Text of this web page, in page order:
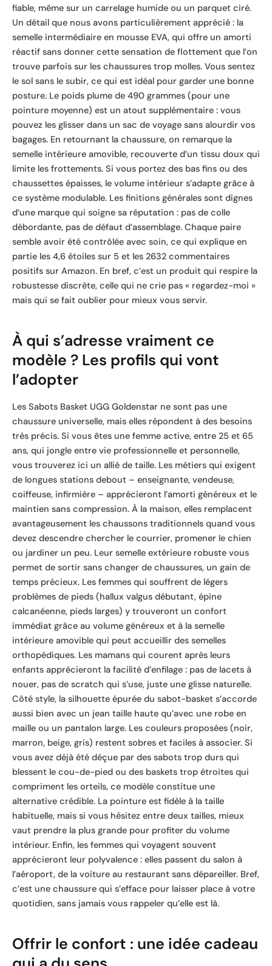
fiable, même sur un carrelage humide ou un parquet ciré.
Un détail que nous avons particulièrement apprécié : la
semelle intermédiaire en mousse EVA, qui offre un amorti
réactif sans donner cette sensation de flottement que l’on
trouve parfois sur les chaussures trop molles. Vous sentez
le sol sans le subir, ce qui est idéal pour garder une bonne
posture. Le poids plume de 490 grammes (pour une
pointure moyenne) est un atout supplémentaire : vous
pouvez les glisser dans un sac de voyage sans alourdir vos
bagages. En retournant la chaussure, on remarque la
semelle intérieure amovible, recouverte d’un tissu doux qui
limite les frottements. Si vous portez des bas fins ou des
chaussettes épaisses, le volume intérieur s’adapte grâce à
ce système modulable. Les finitions générales sont dignes
d’une marque qui soigne sa réputation : pas de colle
débordante, pas de défaut d’assemblage. Chaque paire
semble avoir été contrôlée avec soin, ce qui explique en
partie les 4,6 étoiles sur 5 et les 2632 commentaires
positifs sur Amazon. En bref, c’est un produit qui respire la
robustesse discrète, celle qui ne crie pas « regardez-moi »
mais qui se fait oublier pour mieux vous servir.
À qui s’adresse vraiment ce
modèle ? Les profils qui vont
l’adopter
Les Sabots Basket UGG Goldenstar ne sont pas une
chaussure universelle, mais elles répondent à des besoins
très précis. Si vous êtes une femme active, entre 25 et 65
ans, qui jongle entre vie professionnelle et personnelle,
vous trouverez ici un allié de taille. Les métiers qui exigent
de longues stations debout – enseignante, vendeuse,
coiffeuse, infirmière – apprécieront l’amorti généreux et le
maintien sans compression. À la maison, elles remplacent
avantageusement les chaussons traditionnels quand vous
devez descendre chercher le courrier, promener le chien
ou jardiner un peu. Leur semelle extérieure robuste vous
permet de sortir sans changer de chaussures, un gain de
temps précieux. Les femmes qui souffrent de légers
problèmes de pieds (hallux valgus débutant, épine
calcanéenne, pieds larges) y trouveront un confort
immédiat grâce au volume généreux et à la semelle
intérieure amovible qui peut accueillir des semelles
orthopédiques. Les mamans qui courent après leurs
enfants apprécieront la facilité d’enfilage : pas de lacets à
nouer, pas de scratch qui s’use, juste une glisse naturelle.
Côté style, la silhouette épurée du sabot-basket s’accorde
aussi bien avec un jean taille haute qu’avec une robe en
maille ou un pantalon large. Les couleurs proposées (noir,
marron, beige, gris) restent sobres et faciles à associer. Si
vous avez déjà été déçue par des sabots trop durs qui
blessent le cou-de-pied ou des baskets trop étroites qui
compriment les orteils, ce modèle constitue une
alternative crédible. La pointure est fidèle à la taille
habituelle, mais si vous hésitez entre deux tailles, mieux
vaut prendre la plus grande pour profiter du volume
intérieur. Enfin, les femmes qui voyagent souvent
apprécieront leur polyvalence : elles passent du salon à
l’aéroport, de la voiture au restaurant sans dépareiller. Bref,
c’est une chaussure qui s’efface pour laisser place à votre
quotidien, sans jamais vous rappeler qu’elle est là.
Offrir le confort : une idée cadeau